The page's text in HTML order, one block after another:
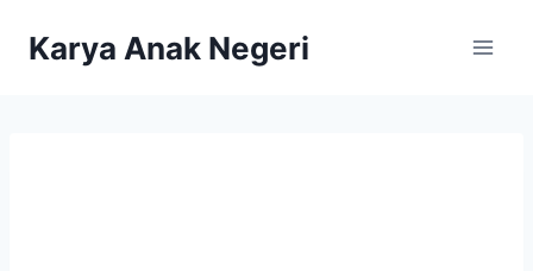
Karya Anak Negeri